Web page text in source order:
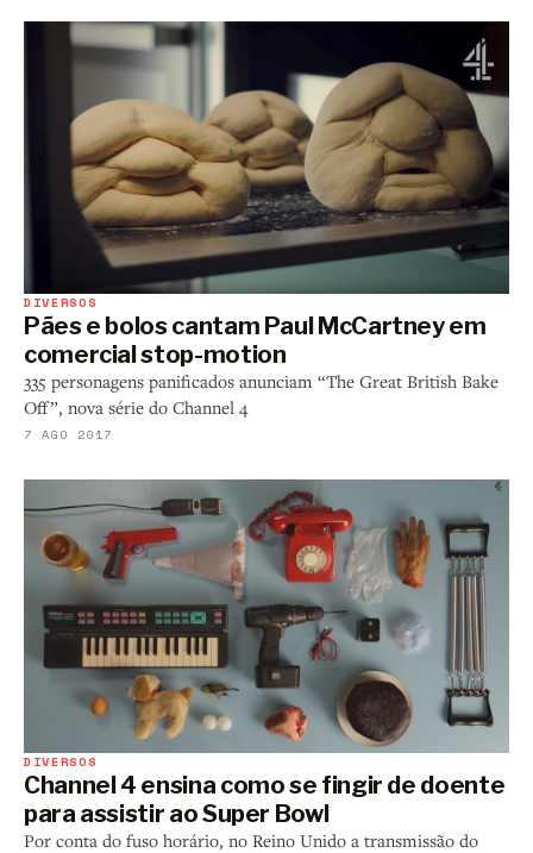
DIVERSOS
Pães e bolos cantam Paul McCartney em
comercial stop-motion
335 personagens panificados anunciam “The Great British Bake
Off”, nova série do Channel 4
7 AGO 2017
DIVERSOS
Channel 4 ensina como se fingir de doente
para assistir ao Super Bowl
Por conta do fuso horário, no Reino Unido a transmissão do